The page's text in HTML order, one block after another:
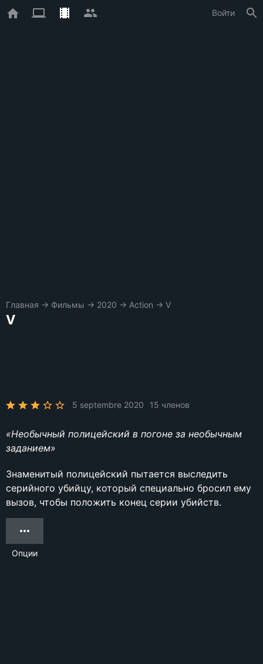
Войти
Главная → Фильмы → 2020 → Action → V
V
5 septembre 2020 15 членов
«Необычный полицейский в погоне за необычным
заданием»
Знаменитый полицейский пытается выследить
серийного убийцу, который специально бросил ему
вызов, чтобы положить конец серии убийств.
Опции